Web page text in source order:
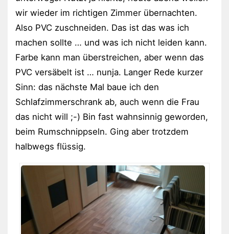
wir wieder im richtigen Zimmer übernachten.
Also PVC zuschneiden. Das ist das was ich
machen sollte … und was ich nicht leiden kann.
Farbe kann man überstreichen, aber wenn das
PVC versäbelt ist … nunja. Langer Rede kurzer
Sinn: das nächste Mal baue ich den
Schlafzimmerschrank ab, auch wenn die Frau
das nicht will ;-) Bin fast wahnsinnig geworden,
beim Rumschnippseln. Ging aber trotzdem
halbwegs flüssig.